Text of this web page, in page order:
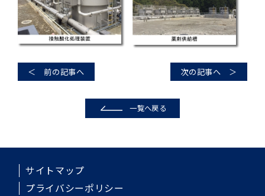
＜ 前の記事へ 次の記事へ ＞
一覧へ戻る
サイトマップ
プライバシーポリシー